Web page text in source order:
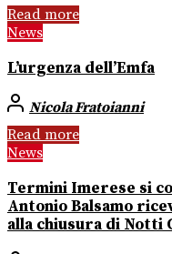
Read more
News
L’urgenza dell’Emfa
Nicola Fratoianni
Read more
News
Termini Imerese si
Antonio Balsamo
alla chiusura di Notti